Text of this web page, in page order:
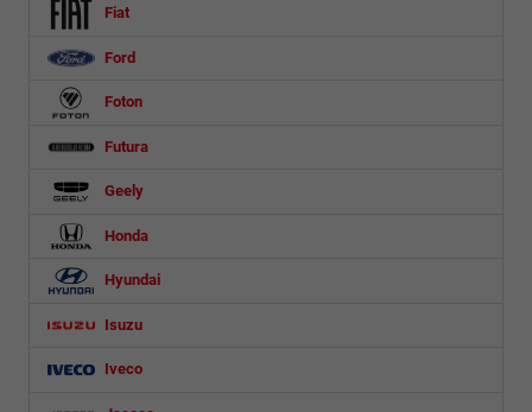
Fiat
Ford
Foton
Futura
Geely
Honda
Hyundai
Isuzu
Iveco